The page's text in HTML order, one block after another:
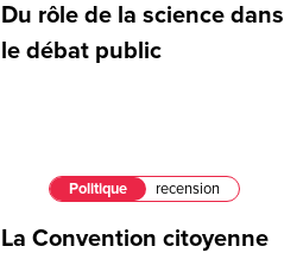
Du rôle de la science dans
le débat public
Politique recension
La Convention citoyenne